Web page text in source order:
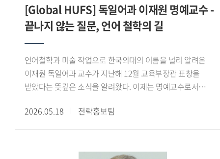
높은 영역으로 평가받고 있다.이번 연구에는
대구경북첨단의료산업진흥재단 최욱수 박사와 이대목동병원
[Global HUFS] 독일어과 이재원 명예교수 -
끝나지 않는 질문, 언어 철학의 길
언어철학과 미술 작업으로 한국외대의 이름을 널리 알려온
이재원 독일어과 교수가 지난해 12월 교육부장관 표창을
받았다는 뜻깊은 소식을 알려왔다. 이제는 명예교수로서
이재원 교수로부터 희망찬 포부를 들어보았다.- 교육부 주관
10여 년간 약 50편의 텍스트언어학과 수사학, 번역학 및 화용론
2026.05.18 전략홍보팀